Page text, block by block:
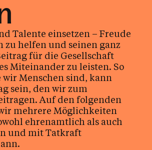
Talente einsetzen – Freude
zu helfen und seinen ganz
für die Gesellschaft
Miteinander zu leisten. So
Menschen sind, kann
sein, den wir zum
Auf den folgenden
mehrere Möglichkeiten
ehrenamtlich als auch
und mit Tatkraft